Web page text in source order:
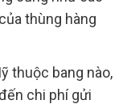
thùng hàng
thuộc bang nào,
chi phí gửi